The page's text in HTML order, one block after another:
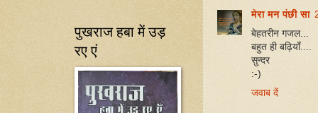
मेरा मन पंछी सा
बेहतरीन गजल...
बहुत ही बढ़ियाँ....
सुन्दर
:-)
जवाब दें
पुखराज हबा में उड़
रए एं